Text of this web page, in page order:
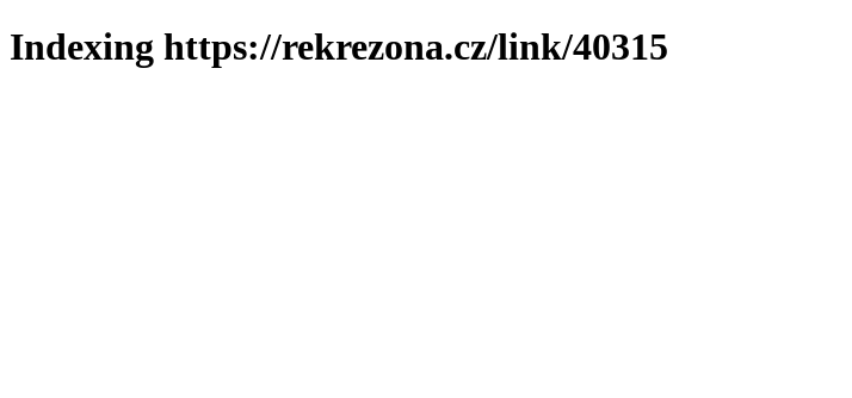
Indexing https://rekrezona.cz/link/40315